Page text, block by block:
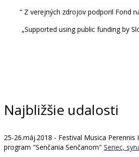
“ Z verejných zdrojov podporil Fond
„Supported using public funding by
Najbližšie udalosti
25-26.máj.2018 - Festival Musica Perennis
program "Senčania Senčanom" Senec,